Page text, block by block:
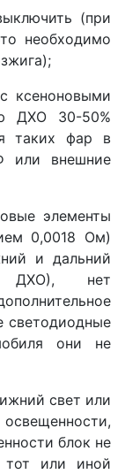
(при
необходимо
ксеноновыми
ДХО 30-50%
таких фар в
или внешние
элементы
0,0018 Ом)
и дальний
ДХО), нет
светодиодные
они не
свет или
блок не
тот или иной